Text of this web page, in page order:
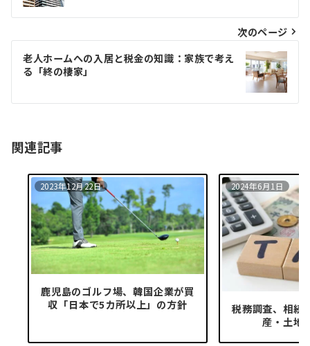
ナ
ビ
ゲ
シ
ン
次のページ
老人ホームへの入居と税金の知識：家族で考え
る「終の棲家」
関連記事
2023年12月22日
⿅児島のゴルフ場、韓国企業が買
収「⽇本で5カ所以上」の⽅針
2024年6月1日
税務調査、相続
産・土地